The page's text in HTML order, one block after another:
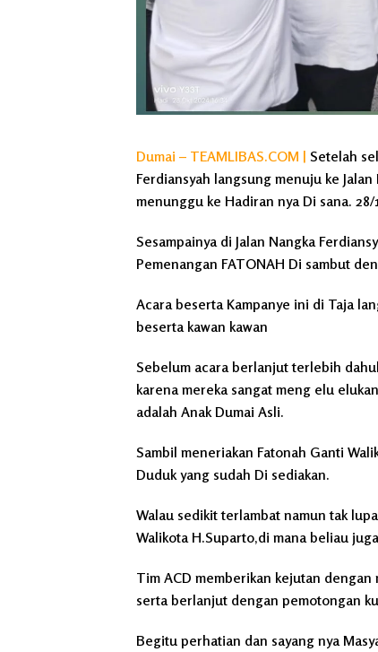
Dumai – TEAMLIBAS.COM | Setelah
Ferdiansyah langsung menuju ke
menunggu ke Hadiran nya Di sana. 28/
Sesampainya di Jalan Nangka
Pemenangan FATONAH Di sambut
Acara beserta Kampanye ini di Taja
beserta kawan kawan
Sebelum acara berlanjut terlebih
karena mereka sangat meng elu
adalah Anak Dumai Asli.
Sambil meneriakan Fatonah Ganti
Duduk yang sudah Di sediakan.
Walau sedikit terlambat namun tak
Walikota H.Suparto,di mana beliau
Tim ACD memberikan kejutan
serta berlanjut dengan pemotongan
Begitu perhatian dan sayang nya